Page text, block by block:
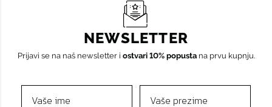
NEWSLETTER
Prijavi se na naš newsletter i ostvari 10% popustana prvu kupnju.